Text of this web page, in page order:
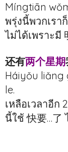
Míngtiān
พรุ่งนี้พวกเรา
ไม่ได้เพราะมี
还有两个星期
Háiyǒu liǎng
le.
เหลือเวลาอีก
นี้ใช้ 快要…了